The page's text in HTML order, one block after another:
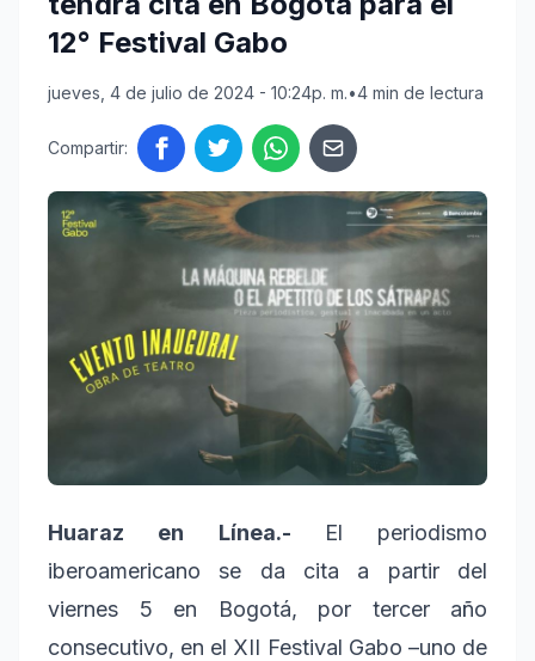
12° Festival Gabo
jueves, 4 de julio de 2024 - 10:24p. m.•4 min de lectura
Compartir:
Huaraz en Línea.-
El periodismo
iberoamericano se da cita a partir del
viernes 5 en Bogotá, por tercer año
consecutivo, en el XII Festival Gabo –uno de